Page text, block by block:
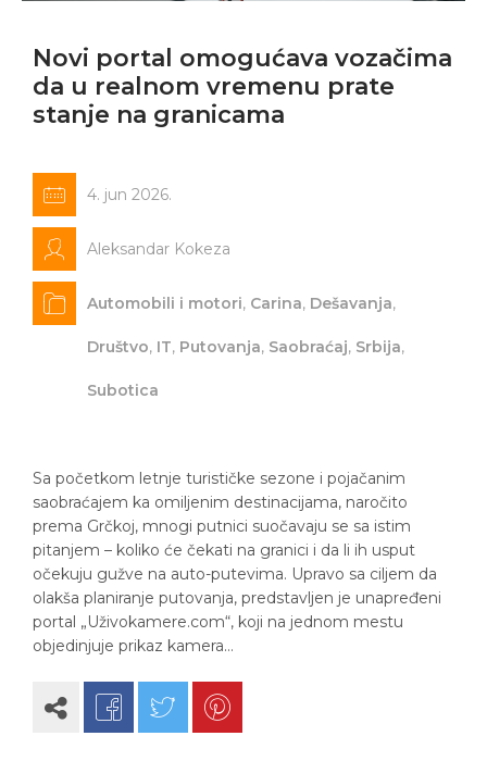
Novi portal omogućava vozačima
da u realnom vremenu prate
stanje na granicama
4. jun 2026.
Aleksandar Kokeza
Automobili i motori, Carina, Dešavanja,
Društvo, IT, Putovanja, Saobraćaj, Srbija,
Subotica
Sa početkom letnje turističke sezone i pojačanim
saobraćajem ka omiljenim destinacijama, naročito
prema Grčkoj, mnogi putnici suočavaju se sa istim
pitanjem – koliko će čekati na granici i da li ih usput
očekuju gužve na auto-putevima. Upravo sa ciljem da
olakša planiranje putovanja, predstavljen je unapređeni
portal „Uživokamere.com“, koji na jednom mestu
objedinjuje prikaz kamera…